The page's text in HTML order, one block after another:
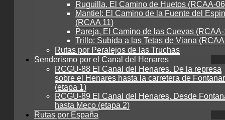
Ruguilla, El Camino de Huetos (RCAA-
Mantiel: El Camino de la Fuente del
(RCAA 11)
Pareja, El Camino de las Cuevas
Trillo: Subida a las Tetas de Viana
Rutas por Peralejos de las Truchas
Senderismo por el Canal del Henares
RCGU-88 El Canal del Henares. De la represa
sobre el Henares hasta la carretera de Fontanar
(etapa 1)
RCGU-89 El Canal del Henares, Desde
hasta Meco (etapa 2)
Rutas por España